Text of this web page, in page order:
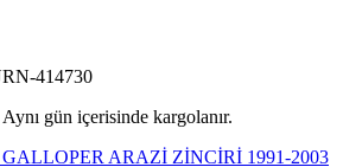
414730
Aynı gün içerisinde kargolanır.